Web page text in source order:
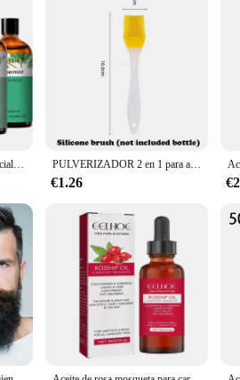
convenience in mind. The sleek bottle
of the supplement, while the 1000mg of
you with the tools to live your best life.
PHATOIL 100ml aceite esencial de eucalipto lavanda vainilla jazmín limón bergamota aceite aromático para difusor aromaterapia fabricación de velas PULVERIZADOR 2 en 1 para aceite de oliva, botella dispensadora con diseño de mango cómodo para barbacoa, freír al aire, horno y Camping
€1.26